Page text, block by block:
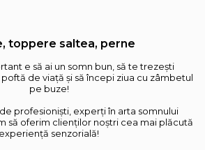
toppere saltea, perne
e să ai un somn bun, să te trezești
de viață și să începi ziua cu zâmbetul
pe buze!
profesioniști, experți în arta somnului
să oferim clienților noștri cea mai plăcută
experiență senzorială!